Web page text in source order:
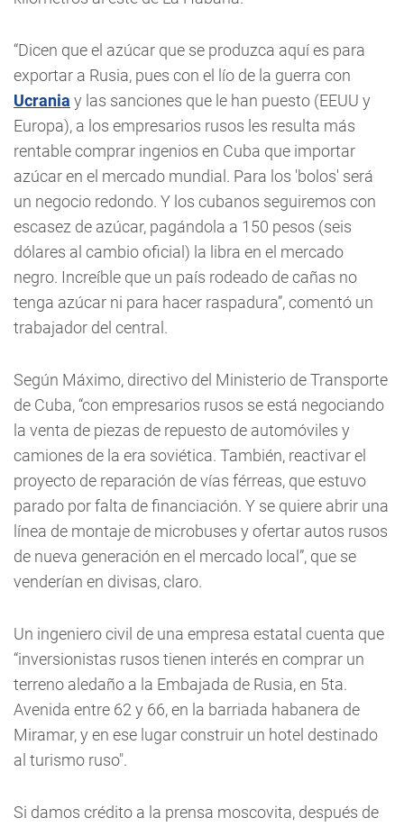
“Dicen que el azúcar que se produzca aquí es para
exportar a Rusia, pues con el lío de la guerra con
Ucrania y las sanciones que le han puesto (EEUU y
Europa), a los empresarios rusos les resulta más
rentable comprar ingenios en Cuba que importar
azúcar en el mercado mundial. Para los 'bolos' será
un negocio redondo. Y los cubanos seguiremos con
escasez de azúcar, pagándola a 150 pesos (seis
dólares al cambio oficial) la libra en el mercado
negro. Increíble que un país rodeado de cañas no
tenga azúcar ni para hacer raspadura”, comentó un
trabajador del central.
Según Máximo, directivo del Ministerio de Transporte
de Cuba, “con empresarios rusos se está negociando
la venta de piezas de repuesto de automóviles y
camiones de la era soviética. También, reactivar el
proyecto de reparación de vías férreas, que estuvo
parado por falta de financiación. Y se quiere abrir una
línea de montaje de microbuses y ofertar autos rusos
de nueva generación en el mercado local”, que se
venderían en divisas, claro.
Un ingeniero civil de una empresa estatal cuenta que
“inversionistas rusos tienen interés en comprar un
terreno aledaño a la Embajada de Rusia, en 5ta.
Avenida entre 62 y 66, en la barriada habanera de
Miramar, y en ese lugar construir un hotel destinado
al turismo ruso".
Si damos crédito a la prensa moscovita, después de